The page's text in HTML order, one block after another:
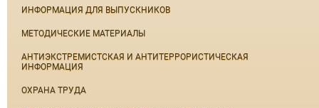
ИНФОРМАЦИЯ ДЛЯ ВЫПУСКНИКОВ
МЕТОДИЧЕСКИЕ МАТЕРИАЛЫ
АНТИЭКСТРЕМИСТСКАЯ И АНТИТЕРРОРИСТИЧЕСКАЯ
ИНФОРМАЦИЯ
ОХРАНА ТРУДА